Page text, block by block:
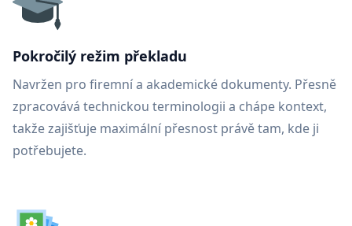
Pokročilý režim překladu
Navržen pro firemní a akademické dokumenty. Přesně
zpracovává technickou terminologii a chápe kontext,
takže zajišťuje maximální přesnost právě tam, kde ji
potřebujete.